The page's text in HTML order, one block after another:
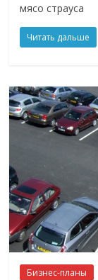
мясо страуса
Читать дальше
Бизнес-планы